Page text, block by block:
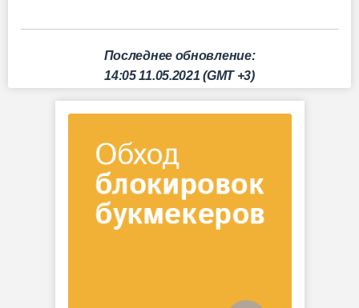
Последнее обновление:
14:05 11.05.2021 (GMT +3)